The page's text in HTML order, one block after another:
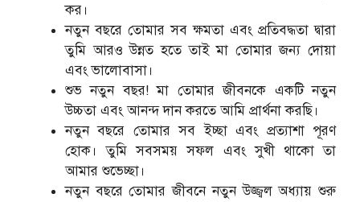
কর।
নতুন বছরে তোমার সব ক্ষমতা এবং প্রতিবদ্ধতা দ্বারা
তুমি আরও উন্নত হতে তাই মা তোমার জন্য দোয়া
এবং ভালোবাসা।
শুভ নতুন বছর! মা তোমার জীবনকে একটি নতুন
উচ্চতা এবং আনন্দ দান করতে আমি প্রার্থনা করছি।
নতুন বছরে তোমার সব ইচ্ছা এবং প্রত্যাশা পূরণ
হোক। তুমি সবসময় সফল এবং সুখী থাকো তা
আমার শুভেচ্ছা।
নতুন বছরে তোমার জীবনে নতুন উজ্জ্বল অধ্যায় শুরু